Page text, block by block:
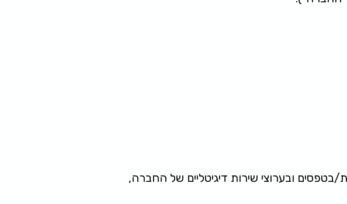
ובערוצי שירות דיגיטליים של החברה,